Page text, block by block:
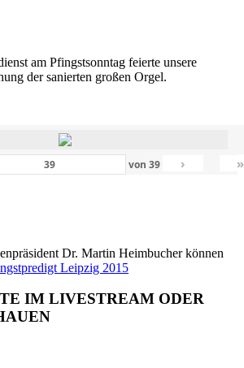
am Pfingstsonntag feierte unsere
der sanierten großen Orgel.
von39 › »
Dr. Martin Heimbucher können
Leipzig 2015
IM LIVESTREAM ODER